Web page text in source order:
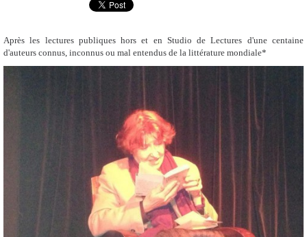
Après les lectures publiques hors et en Studio de Lectures d'une centaine
d'auteurs connus, inconnus ou mal entendus de la littérature mondiale*